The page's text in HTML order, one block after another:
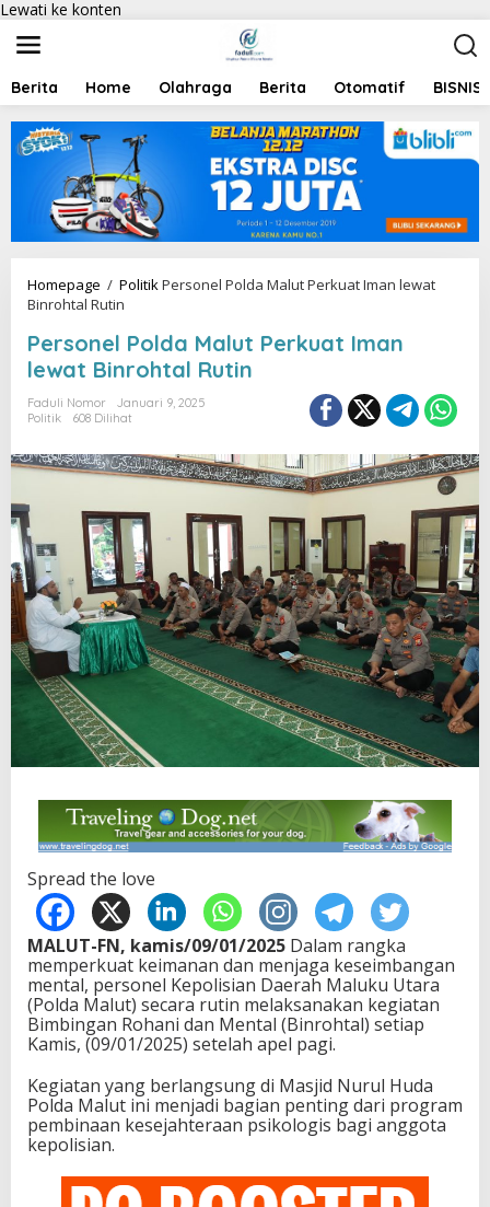
Lewati ke konten
Berita Home Olahraga Berita Otomatif BISNIS
Homepage / PolitikPersonel Polda Malut Perkuat Iman lewat
Binrohtal Rutin
Personel Polda Malut Perkuat Iman
lewat Binrohtal Rutin
Faduli Nomor
Januari 9, 2025
Politik
608 Dilihat
Spread the love
MALUT-FN, kamis/09/01/2025 Dalam rangka
memperkuat keimanan dan menjaga keseimbangan
mental, personel Kepolisian Daerah Maluku Utara
(Polda Malut) secara rutin melaksanakan kegiatan
Bimbingan Rohani dan Mental (Binrohtal) setiap
Kamis, (09/01/2025) setelah apel pagi.
Kegiatan yang berlangsung di Masjid Nurul Huda
Polda Malut ini menjadi bagian penting dari program
pembinaan kesejahteraan psikologis bagi anggota
kepolisian.